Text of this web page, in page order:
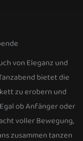
von Eleganz und
bietet die
zu erobern und
ob Anfänger oder
voller Bewegung,
zusammen tanzen